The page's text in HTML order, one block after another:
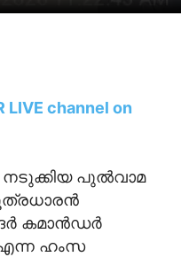
LIVE channel on
പുൽവാമ
കമാൻഡർ
ഹംസ